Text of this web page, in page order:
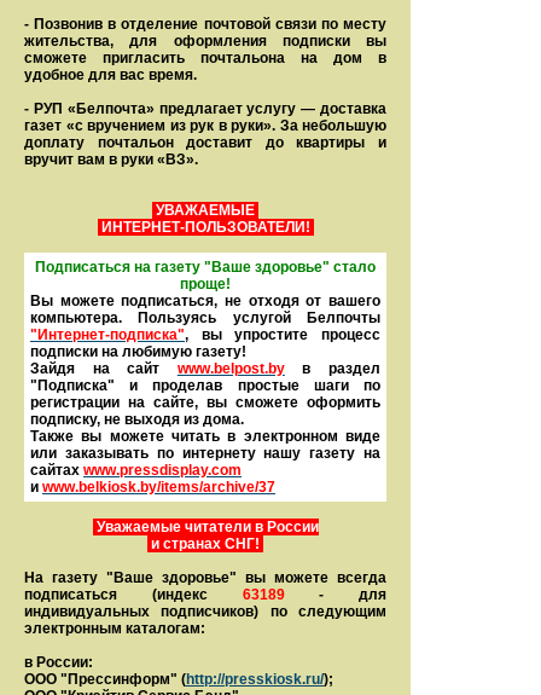
- Позвонив в отделение почтовой связи по месту
жительства, для оформления подписки вы
сможете пригласить почтальона на дом в
удобное для вас время.
- РУП «Белпочта» предлагает услугу — доставка
газет «с вручением из рук в руки». За небольшую
доплату почтальон доставит до квартиры и
вручит вам в руки «ВЗ».
УВАЖАЕМЫЕ
ИНТЕРНЕТ-ПОЛЬЗОВАТЕЛИ!
Подписаться на газету "Ваше здоровье" стало
проще!
Вы можете подписаться, не отходя от вашего
компьютера. Пользуясь услугой Белпочты
"Интернет-подписка", вы упростите процесс
подписки на любимую газету!
Зайдя на сайт www.belpost.by
в раздел
"Подписка" и проделав простые шаги по
регистрации на сайте, вы сможете оформить
под­писку, не выходя из дома.
Также вы можете читать в элек­тронном виде
или заказывать по интернету нашу газету на
сайтах www.pressdisplay.com
и www.belkiosk.by/items/archive/37
Уважаемые читатели в России
и странах СНГ!
На газету "Ваше здоровье" вы можете всегда
подписаться (индекс 63189- для
индивидуальных подписчиков) по следующим
электронным каталогам:
в России:
ООО "Прессинформ" (http://presskiosk.ru/);